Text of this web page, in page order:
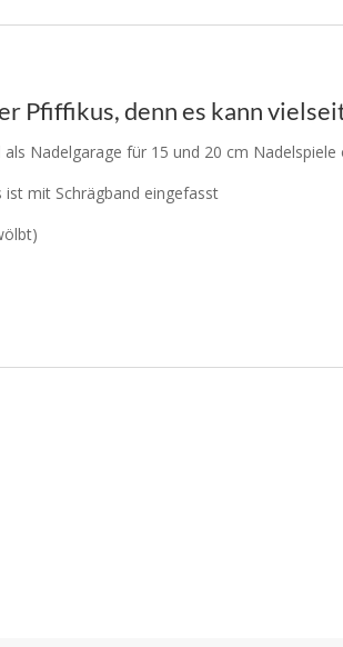
Pfiffikus, denn es kann
Nadelgarage für 15 und 20 cm
mit Schrägband eingefasst